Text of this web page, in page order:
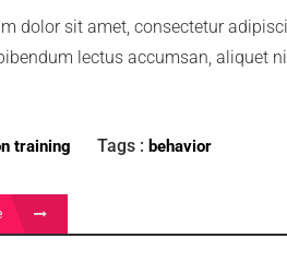
dolor sit amet, consectetur
lectus accumsan, aliquet
training Tags : behavior